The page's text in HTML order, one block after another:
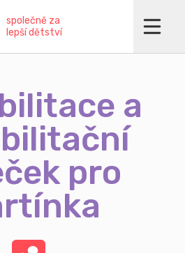
společně za
lepší dětství
a
pro